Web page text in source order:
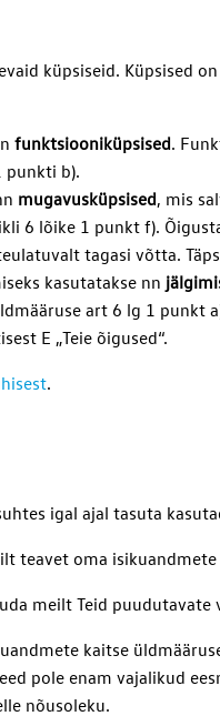
küpsiseid. Küpsised
funktsiooniküpsised.
punkti b).
mugavusküpsised, mis
6 lõike 1 punkt f).
tagasi võtta.
kasutatakse nn
art 6 lg 1 punkt
E „Teie õigused“.
.
igal ajal tasuta
teavet oma
meilt Teid
kaitse
pole enam vajalikud
nõusoleku.